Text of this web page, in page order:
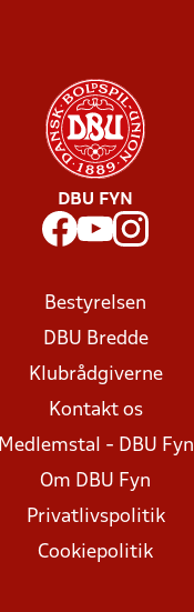
DBU FYN
Bestyrelsen
DBU Bredde
Klubrådgiverne
Kontakt os
Medlemstal - DBU Fyn
Om DBU Fyn
Privatlivspolitik
Cookiepolitik